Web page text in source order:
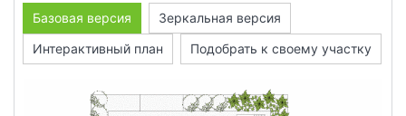
Базовая версия
Зеркальная версия
Интерактивный план
Подобрать к своему участку